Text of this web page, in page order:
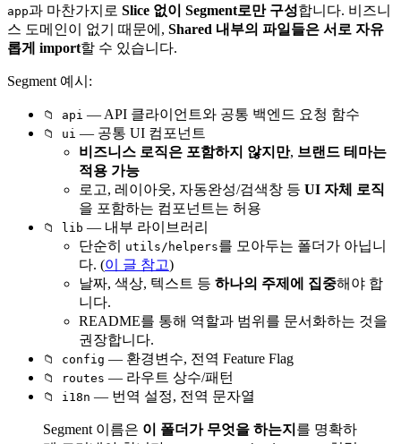
app과 마찬가지로 Slice 없이 Segment로만 구성합니다. 비즈니
스 도메인이 없기 때문에, Shared 내부의 파일들은 서로 자유
롭게 import할 수 있습니다.
Segment 예시:
📁 api — API 클라이언트와 공통 백엔드 요청 함수
📁 ui — 공통 UI 컴포넌트
비즈니스 로직은 포함하지 않지만, 브랜드 테마는
적용 가능
로고, 레이아웃, 자동완성/검색창 등 UI 자체 로직
을 포함하는 컴포넌트는 허용
📁 lib — 내부 라이브러리
단순히
utils/helpers를 모아두는 폴더가 아닙니
다. (이 글 참고)
날짜, 색상, 텍스트 등 하나의 주제에 집중해야 합
니다.
README를 통해 역할과 범위를 문서화하는 것을
권장합니다.
📁 config — 환경변수, 전역 Feature Flag
📁 routes — 라우트 상수/패턴
📁 i18n — 번역 설정, 전역 문자열
Segment 이름은 이 폴더가 무엇을 하는지 를 명확하